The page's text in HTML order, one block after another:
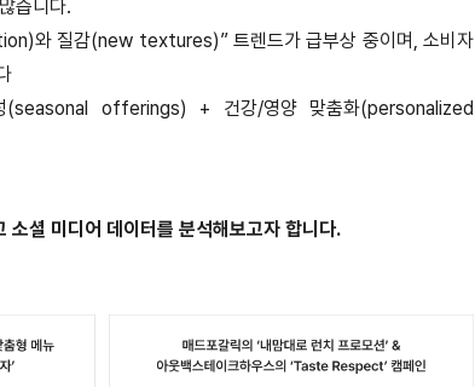
습니다.
와 질감(new textures)” 트렌드가 급부상 중이며, 소비자
offerings) + 건강/영양 맞춤화(personalized
셜 미디어 데이터를 분석해보고자 합니다.